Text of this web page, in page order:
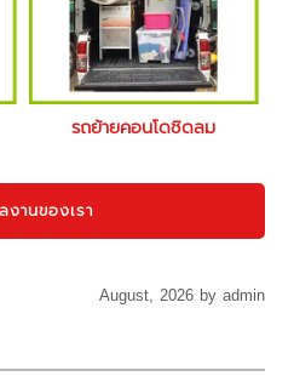
รถย้ายคอนโดชิดลม
านของเรา
August, 2026 by admin